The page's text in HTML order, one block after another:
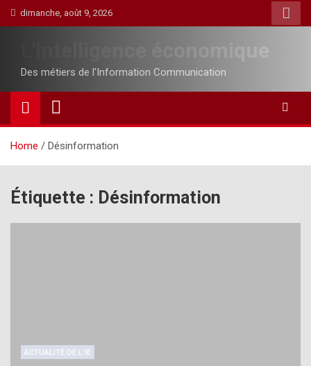
Skip
to
dimanche, août 9, 2026
Des métiers de l'Information Communication
Home Désinformation
Étiquette : Désinformation
ACTUALITÉ DE L'IE